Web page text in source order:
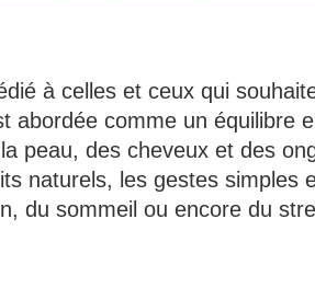
à celles et ceux qui
comme un équilibre
peau, des cheveux et des
naturels, les gestes simples
du sommeil ou encore du